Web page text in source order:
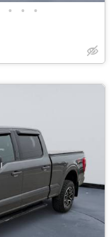
• • •